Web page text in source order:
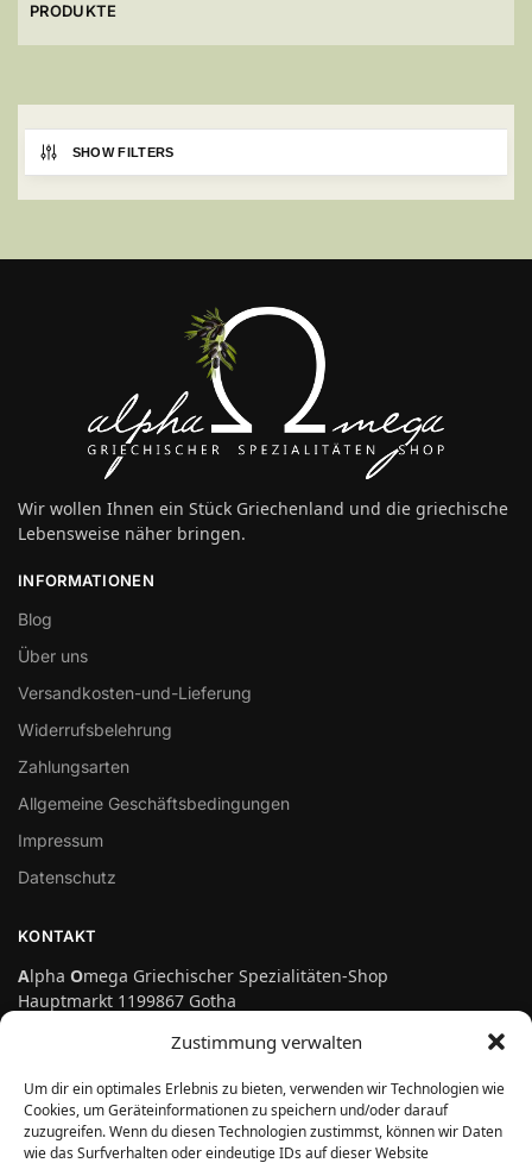
Zustimmung verwalten
Um dir ein optimales Erlebnis zu bieten, verwenden wir Technologien wie
Cookies, um Geräteinformationen zu speichern und/oder darauf
zuzugreifen. Wenn du diesen Technologien zustimmst, können wir Daten
wie das Surfverhalten oder eindeutige IDs auf dieser Website
PRODUKTE
SHOW FILTERS
Wir wollen Ihnen ein Stück Griechenland und die griechische
Lebensweise näher bringen.
INFORMATIONEN
Blog
Über uns
Versandkosten-und-Lieferung
Widerrufsbelehrung
Zahlungsarten
Allgemeine Geschäftsbedingungen
Impressum
Datenschutz
KONTAKT
Alpha Omega Griechischer Spezialitäten-Shop
Hauptmarkt 1199867 Gotha
info@genuss-auf-griechisch.de
Vertrag widerrufen